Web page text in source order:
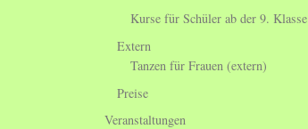
Kurse für Schüler ab der 9. Klasse
Extern
Tanzen für Frauen (extern)
Preise
Veranstaltungen